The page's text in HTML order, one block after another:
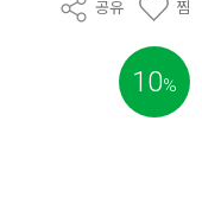
공유 찜
10%